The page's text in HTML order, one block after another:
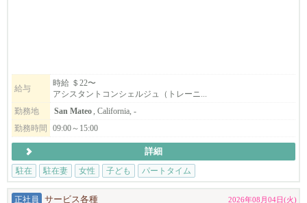
現在サンマテオ支部、サンタクララ支部、イーストベイ支部が発
足しました。
更なるサービス拡大のためベイエリア全域でコンシェルジュを募
集しています。
英語に自信がない、社会と繋がりを持ちたい、日々にやりがいを
感じたい方
子どもの学校の時間しか働けない、未経験の方も歓迎します。
給与
時給 ＄22〜
アシスタントコンシェルジュ（トレーニ...
勤務地
San Mateo , California, -
勤務時間
09:00～15:00
詳細
駐在
駐在妻 女性 子ども パートタイム
正社員 サービス各種 2026年08月04日(火)